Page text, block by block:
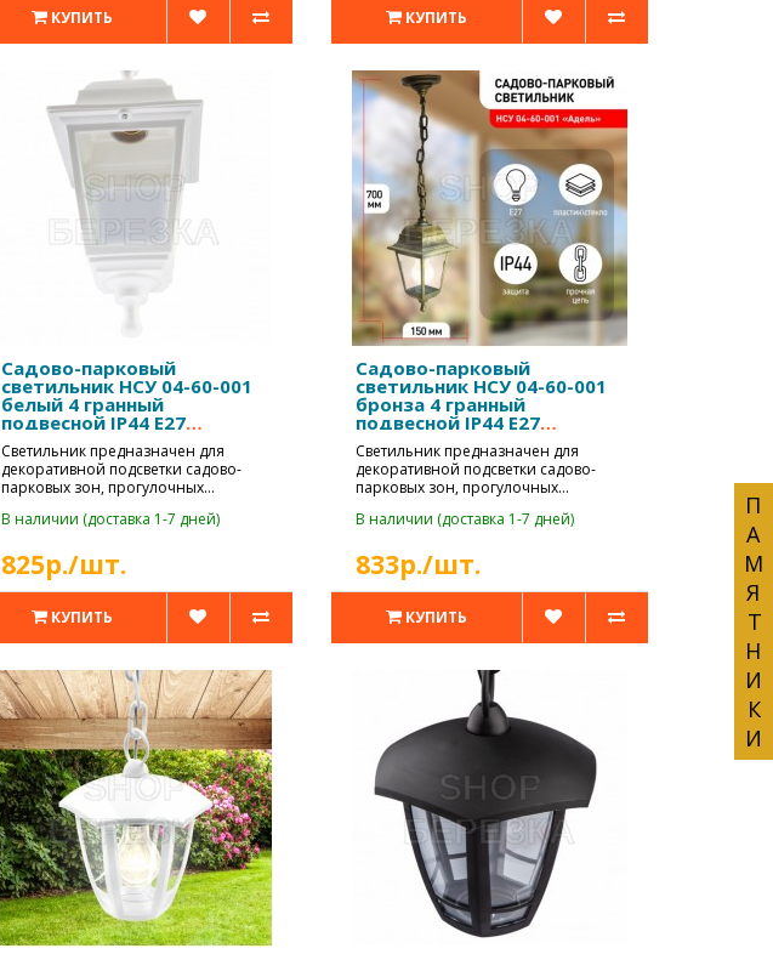
ПАМЯТНИКИ
КУПИТЬ КУПИТЬ
Садово-парковый
светильник НСУ 04-60-001
белый 4 гранный
подвесной IP44 Е27
max60Вт
Светильник предназначен для
декоративной подсветки садово-
парковых зон, прогулочных
В наличии (доставка 1-7 дней)
825р./шт.
КУПИТЬ
Садово-парковый
светильник НСУ 04-60-001
бронза 4 гранный
подвесной IP44 Е27
max60Вт
Светильник предназначен для
декоративной подсветки садово-
парковых зон, прогулочных
В наличии (доставка 1-7 дней)
833р./шт.
КУПИТЬ